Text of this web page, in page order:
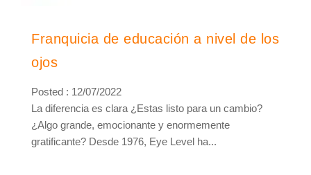
Franquicia de educación a nivel de los
ojos
Posted : 12/07/2022
La diferencia es clara ¿Estas listo para un cambio?
¿Algo grande, emocionante y enormemente
gratificante? Desde 1976, Eye Level ha...